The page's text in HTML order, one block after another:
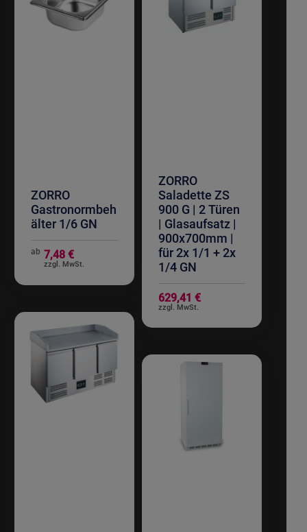
ZORRO
Gastronormbeh
älter 1/6 GN
ab 7,48 €
ZORRO
Saladette ZS
900 G | 2 Türen
| Glasaufsatz |
900x700mm |
für 2x 1/1 + 2x
1/4 GN
629,41 €